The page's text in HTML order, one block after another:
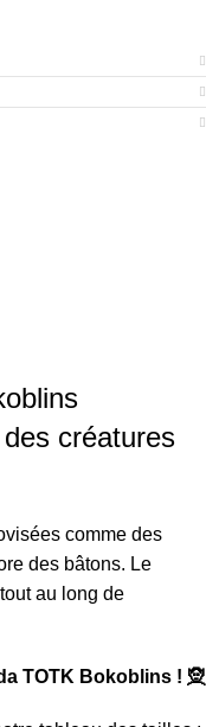
créatures
comme des
des bâtons. Le
au long de
TOTK Bokoblins ! 🧝